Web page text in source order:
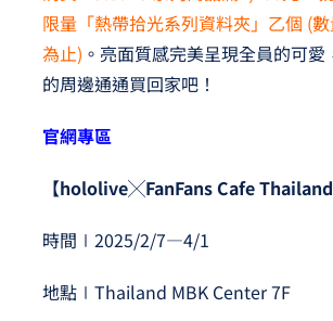
限量「熱帶拾光系列資料夾」乙個 (
為止) 。亮面質感完美呈現全員的可愛
的周邊通通買回家吧！
官網專區
【hololive╳FanFans Cafe Thailand
時間∣2025/2/7—4/1
地點∣Thailand MBK Center 7F